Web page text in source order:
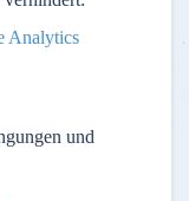
Analytics
und